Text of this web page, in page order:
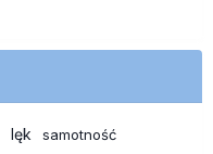
lęk samotność